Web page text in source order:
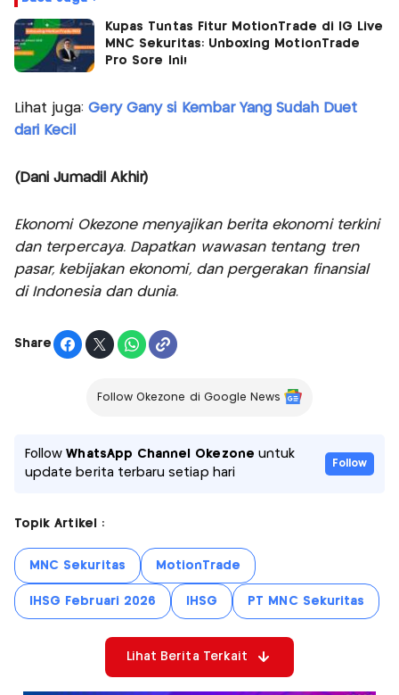
Kupas Tuntas Fitur MotionTrade di IG Live
MNC Sekuritas: Unboxing MotionTrade
Pro Sore Ini!
Lihat juga: Gery Gany si Kembar Yang Sudah Duet
dari Kecil
(Dani Jumadil Akhir)
Ekonomi Okezone menyajikan berita ekonomi terkini
dan terpercaya. Dapatkan wawasan tentang tren
pasar, kebijakan ekonomi, dan pergerakan finansial
di Indonesia dan dunia.
Share
Follow Okezone di Google News
FollowWhatsApp Channel Okezone untuk
update berita terbaru setiap hari
Follow
Topik Artikel :
MNC Sekuritas MotionTrade
IHSG Februari 2026 IHSG PT MNC Sekuritas
Lihat Berita Terkait